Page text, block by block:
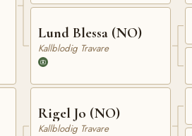
Lund Blessa (NO)
Kallblodig Travare
Rigel Jo (NO)
Kallblodig Travare